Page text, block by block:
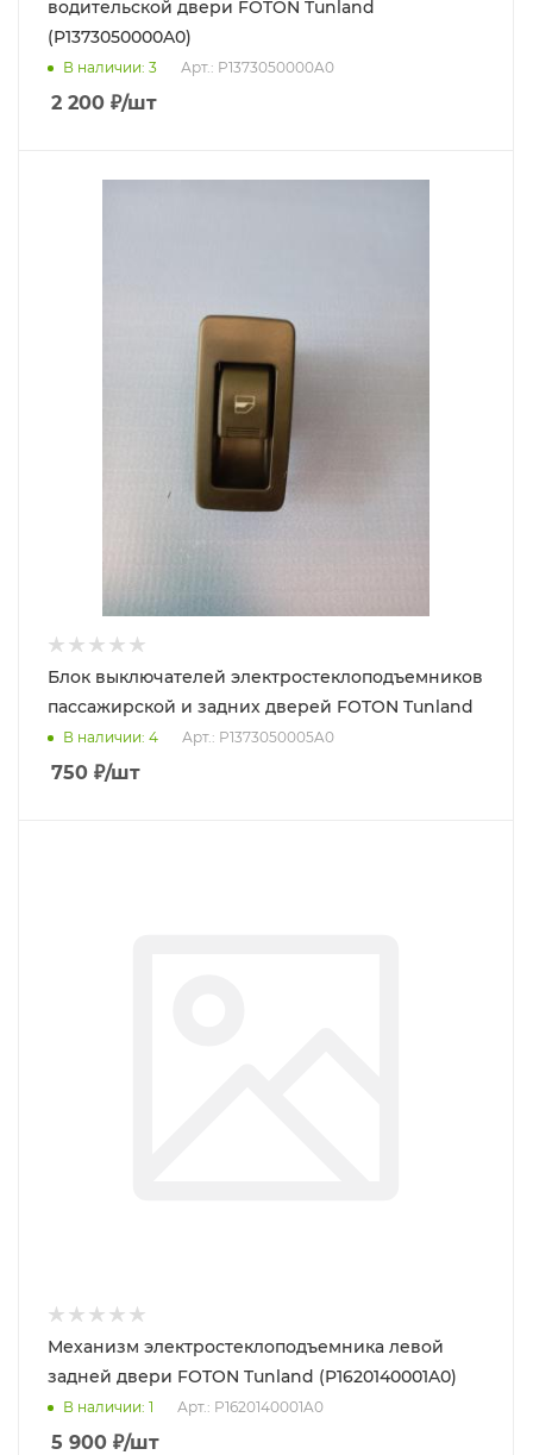
водительской двери FOTON Tunland
(P1373050000A0)
В наличии: 3 Арт.: P1373050000A0
2 200 ₽/шт
Блок выключателей электростеклоподъемников
пассажирской и задних дверей FOTON Tunland
В наличии: 4 Арт.: P1373050005A0
750 ₽/шт
Механизм электростеклоподъемника левой
задней двери FOTON Tunland (P1620140001A0)
В наличии: 1 Арт.: P1620140001A0
5 900 ₽/шт